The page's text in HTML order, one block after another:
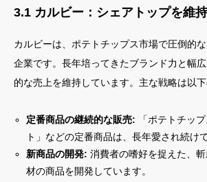
3.1 カルビー：シェアトップを維
カルビーは、ポテトチップス市場で圧倒的
企業です。長年培ってきたブランド力と幅
的な売上を維持しています。主な戦略は以下
定番商品の継続的な販売: 「ポテトチッ
ト」などの定番商品は、長年愛され続け
新商品の開発: 消費者の嗜好を捉えた、
材の商品を開発しています。